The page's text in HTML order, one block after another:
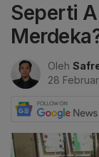
Seperti
Oleh
28